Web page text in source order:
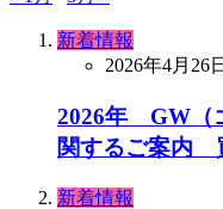
新着情報
2026年4月26日
2026年 GW（
関するご案内
新着情報